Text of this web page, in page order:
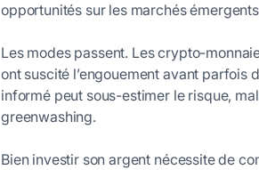
opportunités sur les marchés
Les modes passent. Les crypto-
ont suscité l’engouement avant parfois
informé peut sous-estimer le risque,
greenwashing.
Bien investir son argent nécessite de